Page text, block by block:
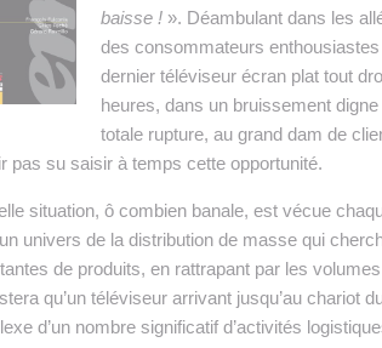
baisse ! ». Déambulant dans les
des consommateurs
dernier téléviseur écran plat tout
heures, dans un bruissement
totale rupture, au grand dam de
pas su saisir à temps cette opportunité.
situation, ô combien banale, est vécue
univers de la distribution de masse qui
de produits, en rattrapant par les
qu’un téléviseur arrivant jusqu’au chariot
d’un nombre significatif d’activités